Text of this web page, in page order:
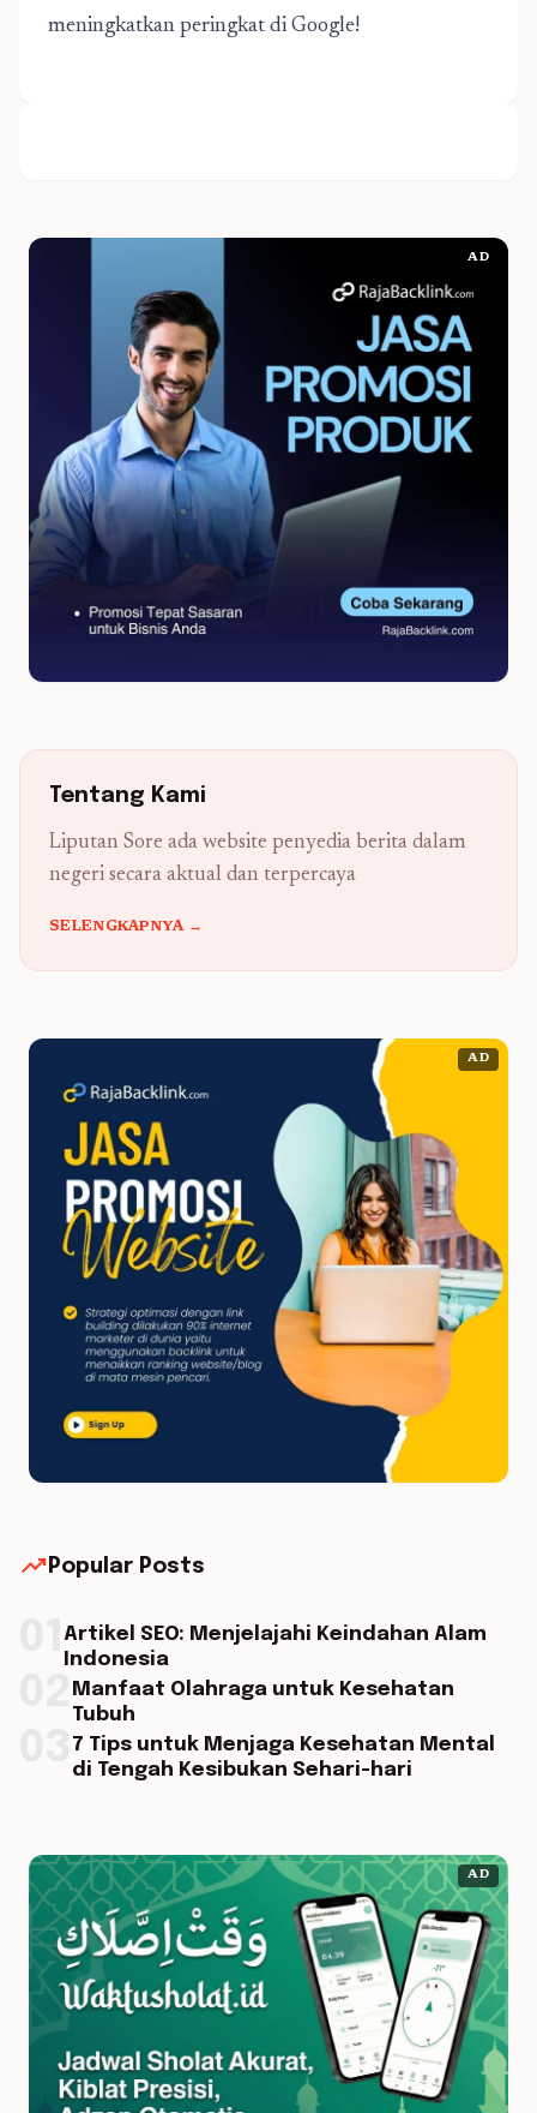
meningkatkan peringkat di Google!
AD
Tentang Kami
Liputan Sore ada website penyedia berita dalam
negeri secara aktual dan terpercaya
SELENGKAPNYA →
AD
trending_up Popular Posts
Artikel SEO: Menjelajahi Keindahan Alam
Indonesia
Manfaat Olahraga untuk Kesehatan
Tubuh
7 Tips untuk Menjaga Kesehatan Mental
di Tengah Kesibukan Sehari-hari
AD